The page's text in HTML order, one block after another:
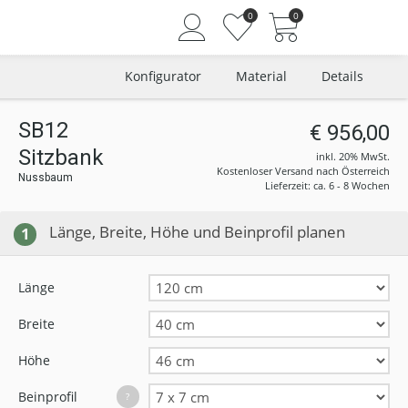
0 0
Konfigurator Material Details
SB12
Sitzbank
Nussbaum
€ 956,00
inkl. 20% MwSt.
Kostenloser Versand nach Österreich
Lieferzeit: ca. 6 - 8 Wochen
1 Länge, Breite, Höhe und Beinprofil planen
Länge
Breite
Höhe
Beinprofil ?